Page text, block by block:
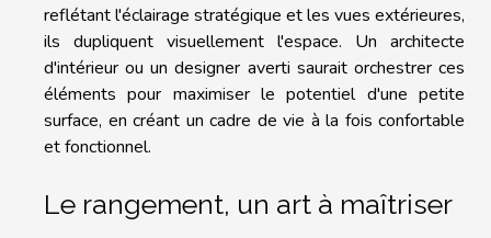
reflétant l'éclairage stratégique et les vues extérieures,
ils dupliquent visuellement l'espace. Un architecte
d'intérieur ou un designer averti saurait orchestrer ces
éléments pour maximiser le potentiel d'une petite
surface, en créant un cadre de vie à la fois confortable
et fonctionnel.
Le rangement, un art à maîtriser